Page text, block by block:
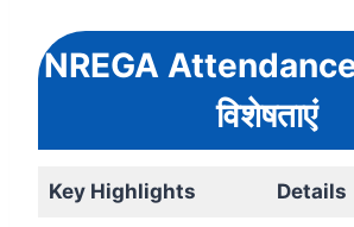
NREGA
विशेषताएं
Key Highlights Details